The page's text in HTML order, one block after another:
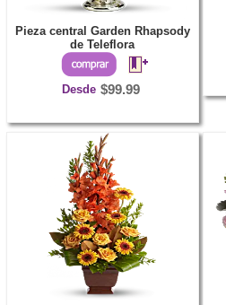
Pieza central Garden Rhapsody
de Teleflora
Desde $99.99